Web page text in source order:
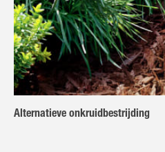
Alternatieve onkruidbestrijding